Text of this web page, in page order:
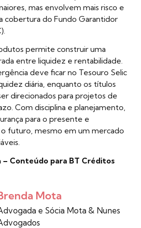
mas envolvem mais risco e
cobertura do Fundo Garantidor
permite construir uma
entre liquidez e rentabilidade.
deve ficar no Tesouro Selic
diária, enquanto os títulos
direcionados para projetos de
Com disciplina e planejamento,
para o presente e
futuro, mesmo em um mercado
– Conteúdo para BT Créditos
Mota
e Sócia Mota & Nunes